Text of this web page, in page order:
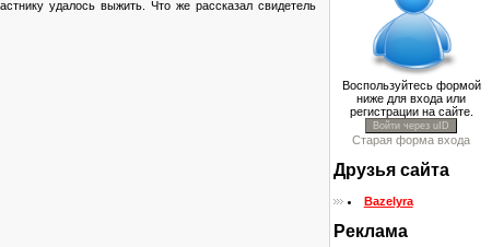
удалось выжить. Что же рассказал свидетель
Воспользуйтесь формой
ниже для входа или
регистрации на сайте.
Войти через uID
Старая форма входа
Друзья сайта
Bazelyra
Реклама